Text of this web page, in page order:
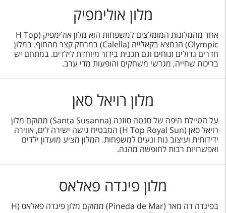
מלון אולימפיק
אחד מהמלונות המומלצים למשפחות הוא מלון אולימפיק (H Top
Olympic) הנמצא בקאלייה (Calella) במרחק קצר מהחוף. במלון
חדרים גדולים ונוחים וגם תכנית בידור מיוחדת לילדים. במתחם יש
בריכות שחייה, מגרשי משחקים והופעות מדי ערב.
מלון רויאל סאן
על הטיילת היפה של סנטה סוזנה (Santa Susanna) ממוקם מלון
רויאל סאן (H Top Royal Sun) המבטיח גישה ישירה לים, אווירה
ידידותית ועיצוב נוח ונעים למשפחות. המלון מציע מועדון ילדים
ואפשרויות רבות לחופשה מהנה.
מלון פינדה פאלאס
בפינדה דה מאר (Pineda de Mar) ממוקם מלון פינדה פאלאס (H